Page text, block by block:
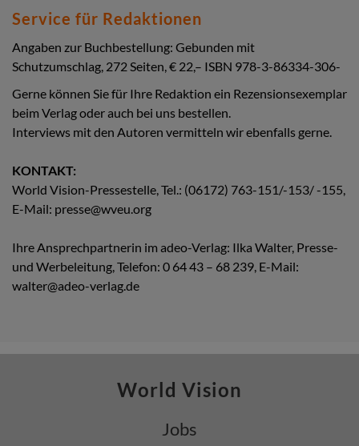
Service für Redaktionen
Angaben zur Buchbestellung: Gebunden mit
Schutzumschlag, 272 Seiten, € 22,– ISBN 978-3-86334-306-
Gerne können Sie für Ihre Redaktion ein Rezensionsexemplar
beim Verlag oder auch bei uns bestellen.
Interviews mit den Autoren vermitteln wir ebenfalls gerne.
KONTAKT:
World Vision-Pressestelle, Tel.: (06172) 763-151/-153/ -155,
E-Mail: presse@wveu.org
Ihre Ansprechpartnerin im adeo-Verlag: Ilka Walter, Presse-
und Werbeleitung, Telefon: 0 64 43 – 68 239, E-Mail:
walter@adeo-verlag.de
World Vision
Jobs